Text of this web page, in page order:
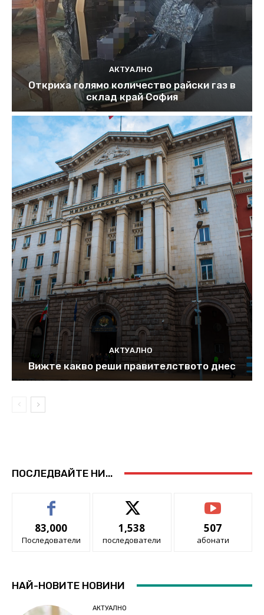
АКТУАЛНО
Откриха голямо количество райски газ в
склад край София
АКТУАЛНО
Вижте какво реши правителството днес
ПОСЛЕДВАЙТЕ НИ...
83,000
Последователи
1,538
последователи
507
абонати
НАЙ-НОВИТЕ НОВИНИ
АКТУАЛНО